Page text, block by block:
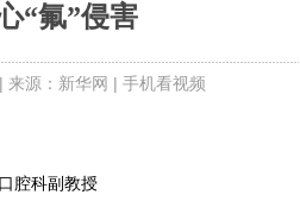
“氟”侵害
源：新华网 | 手机看视频
腔科副教授